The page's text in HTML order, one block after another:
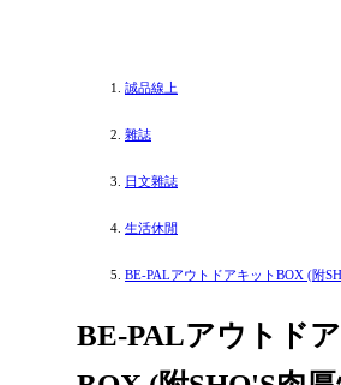
誠品線上
雜誌
日文雜誌
生活休閒
BE-PALアウトドアキットBOX (附
BE-PALアウトド